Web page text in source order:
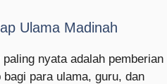
Ulama Madinah
nyata adalah pemberian
para ulama, guru, dan